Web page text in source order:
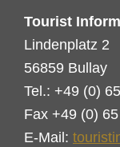
Tourist
Lindenplatz 2
56859 Bullay
Tel.: +49 (0)
Fax +49 (0)
E-Mail: